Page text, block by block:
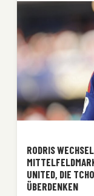
RODRIS
UNITED, DIE
ÜBERDENKEN